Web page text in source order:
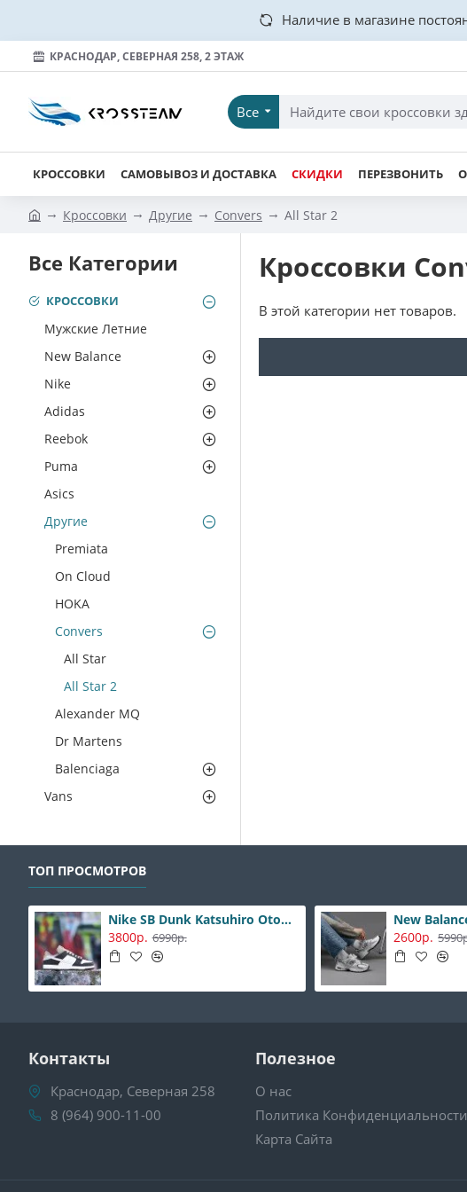
Наличие в магазине
КРАСНОДАР, СЕВЕРНАЯ 258, 2 ЭТАЖ
Все
КРОССОВКИ САМОВЫВОЗ И ДОСТАВКА СКИДКИ ПЕРЕЗВОНИТЬ
Кроссовки Другие Convers All Star 2
Все Категории
КРОССОВКИ
Мужские Летние
New Balance
Nike
Adidas
Reebok
Puma
Asics
Другие
Premiata
On Cloud
HOKA
Convers
All Star
All Star 2
Alexander MQ
Dr Martens
Balenciaga
Vans
Кроссовки
В этой категории нет товаров.
ТОП ПРОСМОТРОВ
Nike SB Dunk Katsuhiro Otomo
3800р. 6990р.
New
2600р.
Контакты
Краснодар, Северная 258
8 (964) 900-11-00
Полезное
О нас
Политика Конфиденциальности
Карта Сайта